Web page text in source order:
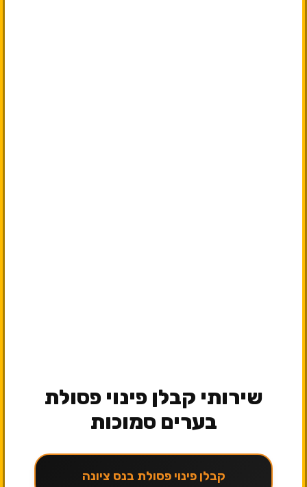
שירותי קבלן פינוי פסולת
בערים סמוכות
קבלן פינוי פסולת בנס ציונה